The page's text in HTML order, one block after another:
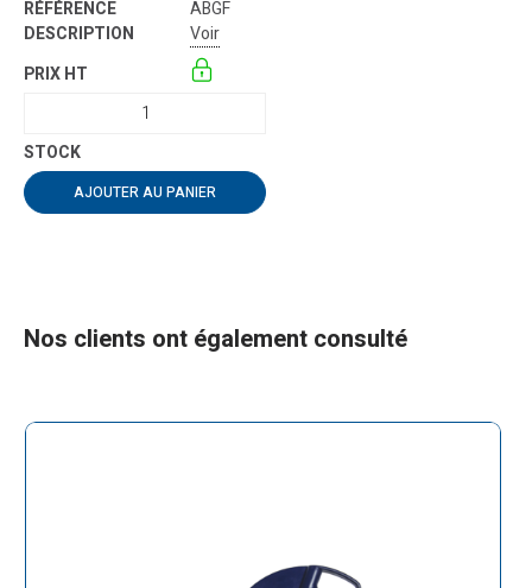
ABGF
Voir
AJOUTER AU PANIER
Nos clients ont également consulté